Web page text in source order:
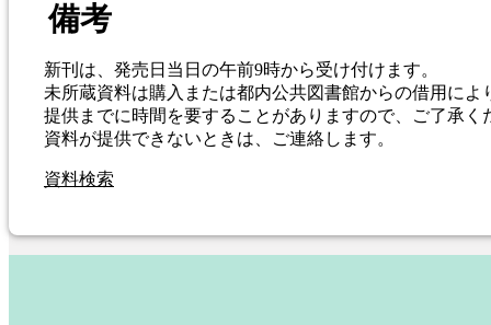
備考
新刊は、発売日当日の午前9時から受け付けます。
未所蔵資料は購入または都内公共図書館からの借用によ
提供までに時間を要することがありますので、ご了承く
資料が提供できないときは、ご連絡します。
資料検索